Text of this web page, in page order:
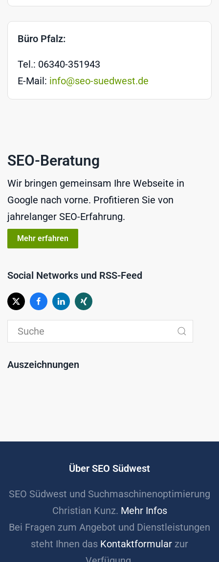
Büro Pfalz:
Tel.: 06340-351943
E-Mail: info@seo-suedwest.de
SEO-Beratung
Wir bringen gemeinsam Ihre Webseite in
Google nach vorne. Profitieren Sie von
jahrelanger SEO-Erfahrung.
Mehr erfahren
Social Networks und RSS-Feed
Auszeichnungen
Über SEO Südwest
SEO Südwest und Suchmaschinenoptimierung
Christian Kunz. Mehr Infos
Bei Fragen zum Angebot und Dienstleistungen
steht Ihnen das Kontaktformular zur